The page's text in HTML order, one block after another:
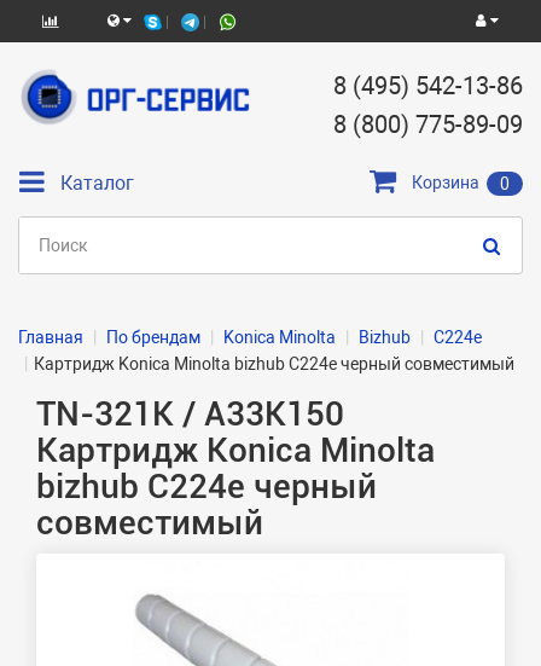
8 (495) 542-13-86
8 (800) 775-89-09
Каталог Корзина 0
Главная По брендам Konica Minolta Bizhub
C224e
Картридж Konica Minolta bizhub C224e черный совместимый
TN-321K / A33K150
Картридж Konica Minolta
bizhub C224e черный
совместимый